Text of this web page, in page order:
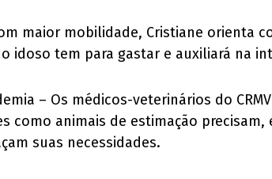
maior mobilidade, Cristiane orienta
idoso tem para gastar e auxiliará na
– Os médicos-veterinários do
como animais de estimação
suas necessidades.